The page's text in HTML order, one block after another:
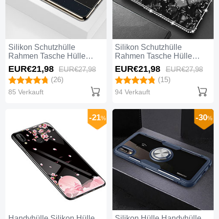
Silikon Schutzhülle
Rahmen Tasche Hülle
Spiegel M03 für Huawei
Nova 3e Schwarz
EUR€21,98 EUR€27,98
(26)
85 Verkauft
Silikon Schutzhülle
Rahmen Tasche Hülle
Spiegel M01 für Huawei
Nova 3e Schwarz
EUR€21,98 EUR€27,98
(15)
94 Verkauft
-21% -30%